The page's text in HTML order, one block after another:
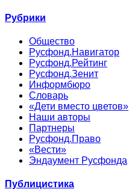
Рубрики
Общество
Русфонд.Навигатор
Русфонд.Рейтинг
Русфонд.Зенит
Информбюро
Словарь
«Дети вместо цветов»
Наши авторы
Партнеры
Русфонд.Право
«Вести»
Эндаумент Русфонда
Публицистика